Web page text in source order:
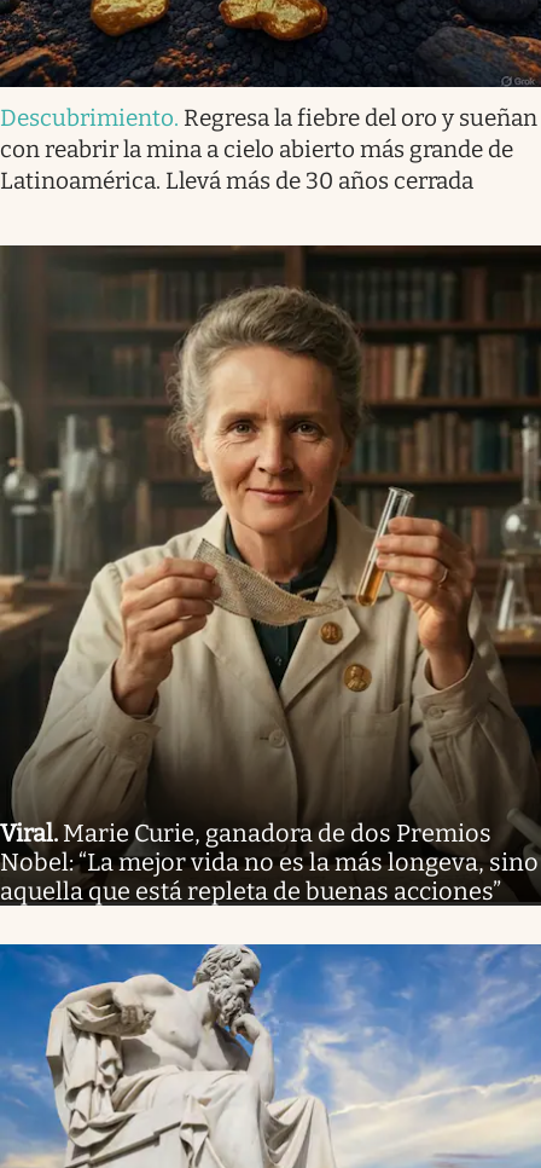
Descubrimiento. Regresa la fiebre del oro y sueñan
con reabrir la mina a cielo abierto más grande de
Latinoamérica. Llevá más de 30 años cerrada
Viral. Marie Curie, ganadora de dos Premios
Nobel: “La mejor vida no es la más longeva, sino
aquella que está repleta de buenas acciones”